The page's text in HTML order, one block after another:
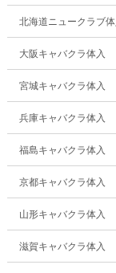
北海道ニュークラブ体
大阪キャバクラ体入
宮城キャバクラ体入
兵庫キャバクラ体入
福島キャバクラ体入
京都キャバクラ体入
山形キャバクラ体入
滋賀キャバクラ体入